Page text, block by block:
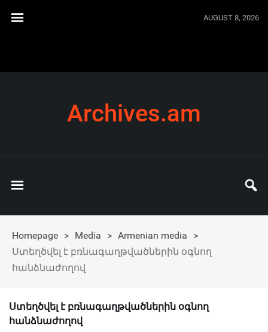
AUGUST 8, 2026
Archives.am
Homepage > Media > Armenian media
>
Ստեղծվել է բռնագաղթվածներին օգնող
հանձնաժողով
Ստեղծվել է բռնագաղթվածներին օգնող
հանձնաժողով